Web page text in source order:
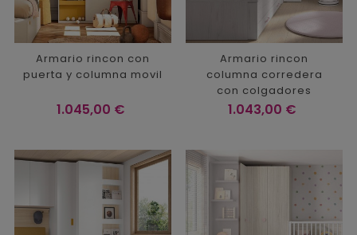
Armario rincon con
puerta y columna movil
Precio
1.045,00 €
Armario rincon
columna corredera
con colgadores
Precio
1.043,00 €